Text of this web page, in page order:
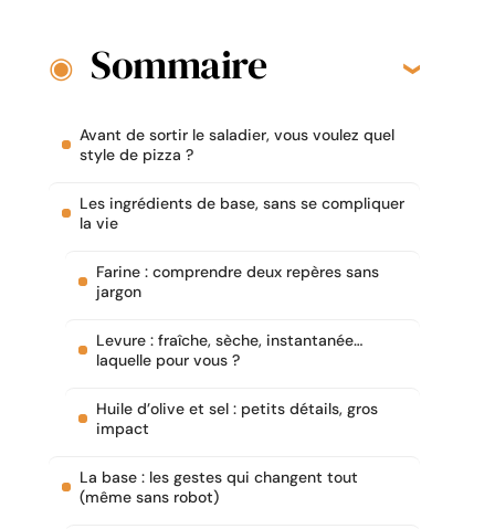
Sommaire
Avant de sortir le saladier, vous voulez quel
style de pizza ?
Les ingrédients de base, sans se compliquer
la vie
Farine : comprendre deux repères sans
jargon
Levure : fraîche, sèche, instantanée…
laquelle pour vous ?
Huile d’olive et sel : petits détails, gros
impact
La base : les gestes qui changent tout
(même sans robot)